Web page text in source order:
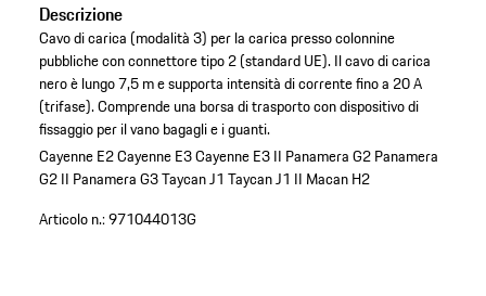
Descrizione
Cavo di carica (modalità 3) per la carica presso colonnine
pubbliche con connettore tipo 2 (standard UE). Il cavo di carica
nero è lungo 7,5 m e supporta intensità di corrente fino a 20 A
(trifase). Comprende una borsa di trasporto con dispositivo di
fissaggio per il vano bagagli e i guanti.
Cayenne E2Cayenne E3Cayenne E3 II Panamera G2 Panamera
G2 II Panamera G3Taycan J1 Taycan J1 II Macan H2
Articolo n.:971044013G